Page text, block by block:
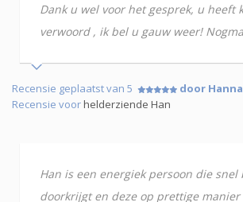
Dank u wel voor het gesprek, u heeft
verwoord , ik bel u gauw weer!
Recensie geplaatst van 5
door Hanna
Recensie voorhelderziende Han
Han is een energiek persoon die snel
doorkrijgt en deze op prettige manier